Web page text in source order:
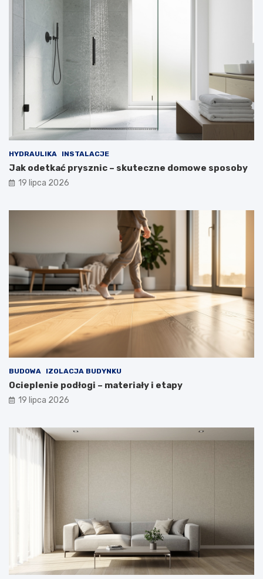
HYDRAULIKA INSTALACJE
Jak odetkać prysznic – skuteczne domowe sposoby
19 lipca 2026
BUDOWA IZOLACJA BUDYNKU
Ocieplenie podłogi – materiały i etapy
19 lipca 2026